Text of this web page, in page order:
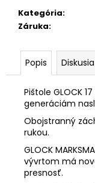
Kategória:
Záruka:
Popis Diskusia
Pištole GLOCK
generáciám
Obojstranný
rukou.
GLOCK
vývrtom má
presnosť.
ú
č
m
NAŤAHOVACIA
PÁKA
STRIKE
INDUSTRIES
LATCHLESS
€65,92